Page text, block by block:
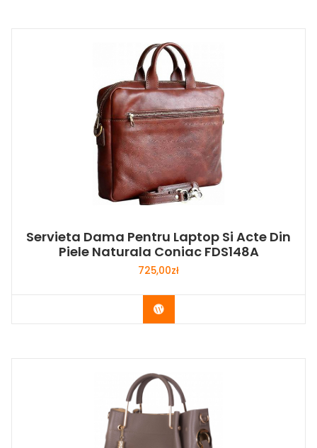
Servieta Dama Pentru Laptop Si Acte Din
Piele Naturala Coniac FDS148A
725,00zł
Buy Now